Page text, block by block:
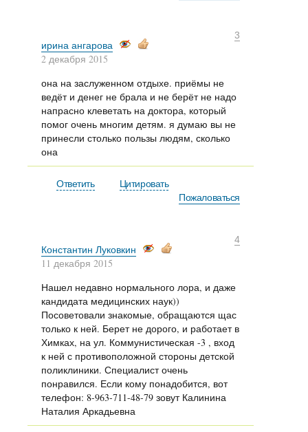
3
ирина ангарова
2 декабря 2015
она на заслуженном отдыхе. приёмы не
ведёт и денег не брала и не берёт не надо
напрасно клеветать на доктора, который
помог очень многим детям. я думаю вы не
принесли столько пользы людям, сколько
она
Ответить
Цитировать
Пожаловаться
4
Константин Луковкин
11 декабря 2015
Нашел недавно нормального лора, и даже
кандидата медицинских наук))
Посоветовали знакомые, обращаются щас
только к ней. Берет не дорого, и работает в
Химках, на ул. Коммунистическая -3 , вход
к ней с противоположной стороны детской
поликлиники. Специалист очень
понравился. Если кому понадобится, вот
телефон: 8-963-711-48-79 зовут Калинина
Наталия Аркадьевна